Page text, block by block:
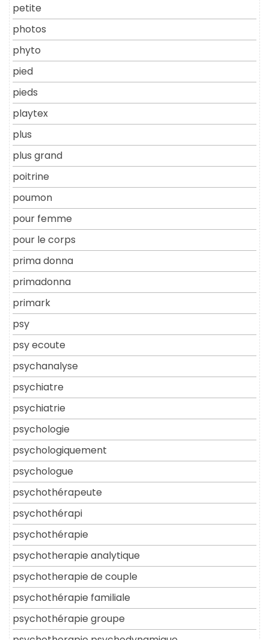
petite
photos
phyto
pied
pieds
playtex
plus
plus grand
poitrine
poumon
pour femme
pour le corps
prima donna
primadonna
primark
psy
psy ecoute
psychanalyse
psychiatre
psychiatrie
psychologie
psychologiquement
psychologue
psychothérapeute
psychothérapi
psychothérapie
psychotherapie analytique
psychotherapie de couple
psychothérapie familiale
psychothérapie groupe